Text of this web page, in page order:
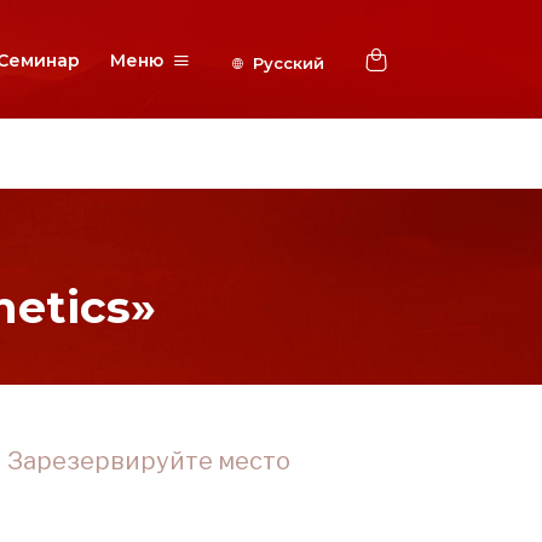
Меню
Зарезервируйте место